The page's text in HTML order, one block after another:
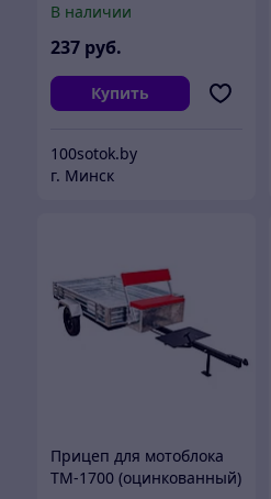
В наличии
237 руб.
Купить
100sotok.by
г. Минск
Прицеп для мотоблока
ТМ-1700 (оцинкованный)